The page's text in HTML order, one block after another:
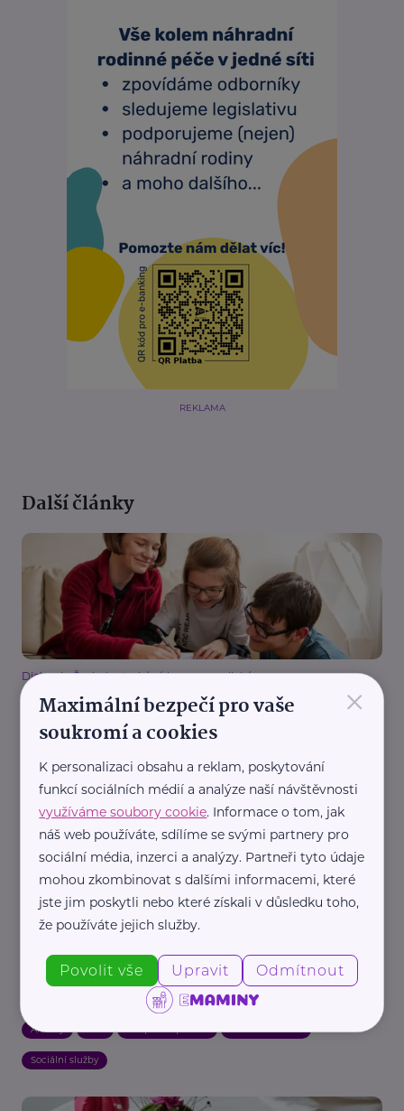
REKLAMA
Další články
Diakonie Českobratrské církve evangelické
Naučte děti dělat radost: Zapojte se do projektu
Psaní od srdce a potěšte osamělé seniory
Podpora a pomoc
Spokojený domov, o. p. s.
Mezi generacemi: V barvách dětství. Děti vytvořily
stolní kalendář na podporu péče o seniory
Aktivity
Sociální služby
×
Maximální bezpečí pro vaše
soukromí a cookies
K personalizaci obsahu a reklam, poskytování
funkcí sociálních médií a analýze naší návštěvnosti
využíváme soubory cookie. Informace o tom, jak
náš web používáte, sdílíme se svými partnery pro
sociální média, inzerci a analýzy. Partneři tyto údaje
mohou zkombinovat s dalšími informacemi, které
jste jim poskytli nebo které získali v důsledku toho,
že používáte jejich služby.
Povolit vše Upravit Odmítnout